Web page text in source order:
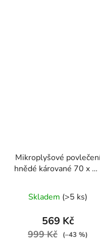
Mikroplyšové
hnědé kárované 70 x 90
Skladem (>5 ks)
569 Kč
999 Kč (–43 %)